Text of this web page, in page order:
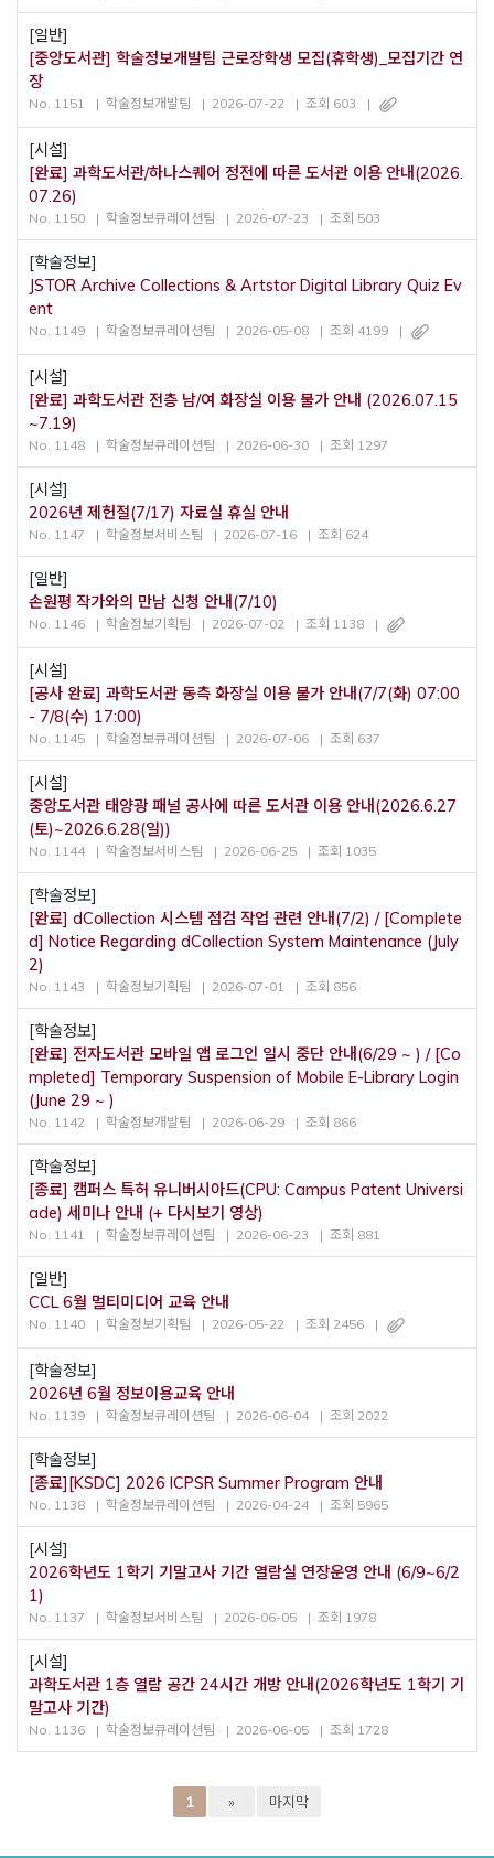
[일반]
[중앙도서관] 학술정보개발팀 근로장학생 모집(휴학생)_모집기간 연
장
No. 1151 학술정보개발팀 2026-07-22 조회 603
[시설]
[완료] 과학도서관/하나스퀘어 정전에 따른 도서관 이용 안내(2026.
07.26)
No. 1150 학술정보큐레이션팀 2026-07-23 조회 503
[학술정보]
JSTOR Archive Collections & Artstor Digital Library Quiz Ev
ent
No. 1149 학술정보큐레이션팀 2026-05-08 조회 4199
[시설]
[완료] 과학도서관 전층 남/여 화장실 이용 불가 안내 (2026.07.15
~7.19)
No. 1148 학술정보큐레이션팀 2026-06-30 조회 1297
[시설]
2026년 제헌절(7/17) 자료실 휴실 안내
No. 1147 학술정보서비스팀 2026-07-16 조회 624
[일반]
손원평 작가와의 만남 신청 안내(7/10)
No. 1146 학술정보기획팀 2026-07-02 조회 1138
[시설]
[공사 완료] 과학도서관 동측 화장실 이용 불가 안내(7/7(화) 07:00
- 7/8(수) 17:00)
No. 1145 학술정보큐레이션팀 2026-07-06 조회 637
[시설]
중앙도서관 태양광 패널 공사에 따른 도서관 이용 안내(2026.6.27
(토)~2026.6.28(일))
No. 1144 학술정보서비스팀 2026-06-25 조회 1035
[학술정보]
[완료] dCollection 시스템 점검 작업 관련 안내(7/2) / [Complete
d] Notice Regarding dCollection System Maintenance (July
2)
No. 1143 학술정보기획팀 2026-07-01 조회 856
[학술정보]
[완료] 전자도서관 모바일 앱 로그인 일시 중단 안내(6/29 ~ ) / [Co
mpleted] Temporary Suspension of Mobile E-Library Login
(June 29 ~ )
No. 1142 학술정보개발팀 2026-06-29 조회 866
[학술정보]
[종료] 캠퍼스 특허 유니버시아드(CPU: Campus Patent Universi
ade) 세미나 안내 (+ 다시보기 영상)
No. 1141 학술정보큐레이션팀 2026-06-23 조회 881
[일반]
CCL 6월 멀티미디어 교육 안내
No. 1140 학술정보기획팀 2026-05-22 조회 2456
[학술정보]
2026년 6월 정보이용교육 안내
No. 1139 학술정보큐레이션팀 2026-06-04 조회 2022
[학술정보]
[종료][KSDC] 2026 ICPSR Summer Program 안내
No. 1138 학술정보큐레이션팀 2026-04-24 조회 5965
[시설]
2026학년도 1학기 기말고사 기간 열람실 연장운영 안내 (6/9~6/2
1)
No. 1137 학술정보서비스팀 2026-06-05 조회 1978
[시설]
과학도서관 1층 열람 공간 24시간 개방 안내(2026학년도 1학기 기
말고사 기간)
No. 1136 학술정보큐레이션팀 2026-06-05 조회 1728
1 » 마지막